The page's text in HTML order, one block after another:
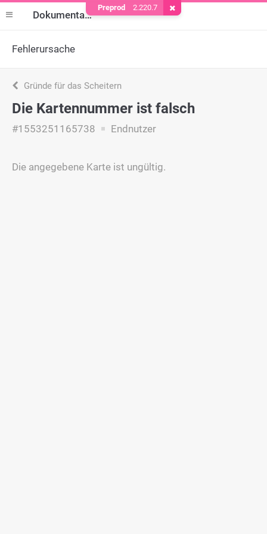
Dokumentation
Fehlerursache
Gründe für das Scheitern
Die Kartennummer ist falsch
#1553251165738 Endnutzer
Die angegebene Karte ist ungültig.
Preprod 2.220.7 Cookie entfernen